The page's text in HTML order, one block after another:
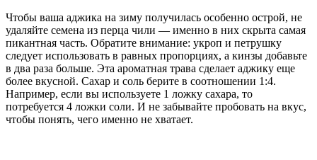
Чтобы ваша аджика на зиму получилась особенно острой, не
удаляйте семена из перца чили — именно в них скрыта самая
пикантная часть. Обратите внимание: укроп и петрушку
следует использовать в равных пропорциях, а кинзы добавьте
в два раза больше. Эта ароматная трава сделает аджику еще
более вкусной. Сахар и соль берите в соотношении 1:4.
Например, если вы используете 1 ложку сахара, то
потребуется 4 ложки соли. И не забывайте пробовать на вкус,
чтобы понять, чего именно не хватает.